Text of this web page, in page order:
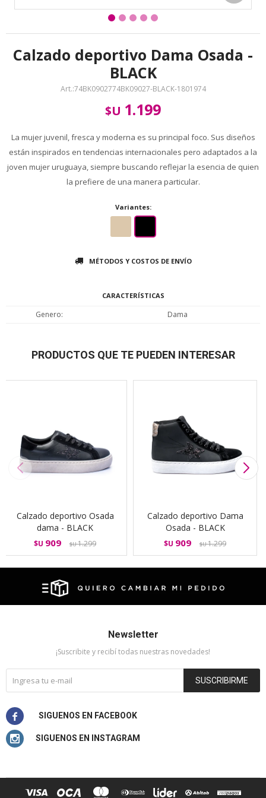
Calzado deportivo Dama Osada -
BLACK
74BK0902774BK09027-BLACK-1801974
$U 1.199
La mujer juvenil, fresca y moderna es su principal foco. Sus diseños
están inspirados en tendencias internacionales pero adaptados a la
joven mujer uruguaya, siempre buscando reflejar la esencia de quien
la prefiere de una manera particular.
Variantes:
MÉTODOS Y COSTOS DE ENVÍO
CARACTERÍSTICAS
Genero Dama
PRODUCTOS QUE TE PUEDEN INTERESAR
Calzado deportivo Osada
dama - BLACK
$U 909 $U1.299
Calzado deportivo Dama
Osada - BLACK
$U 909 $U1.299
Newsletter
¡Suscribite y recibí todas nuestras novedades!
SUSCRIBIRME

